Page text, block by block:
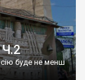
Ч.2
буде не менш